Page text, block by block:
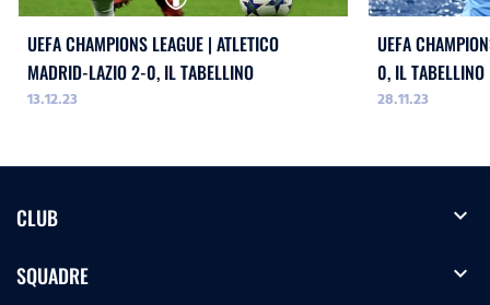
UEFA CHAMPIONS LEAGUE | ATLETICO
MADRID-LAZIO 2-0, IL TABELLINO
13.12.23
UEFA
0, IL TABELLINO
28.11.23
CLUB expand_more
SQUADRE expand_more